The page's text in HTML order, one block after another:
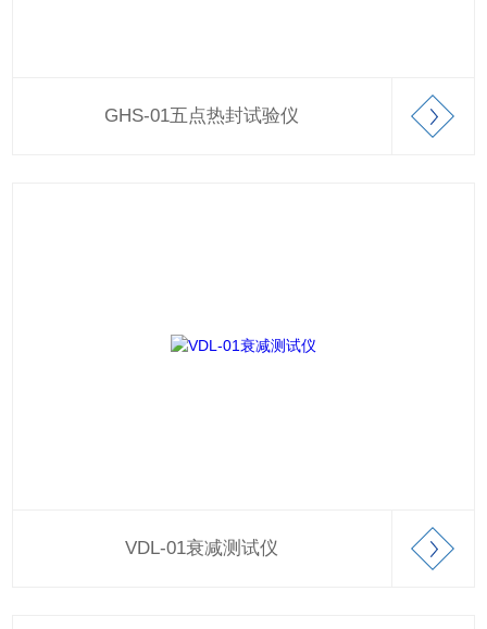
GHS-01五点热封试验仪
VDL-01衰减测试仪